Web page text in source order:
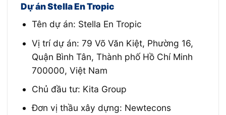
Dự án Stella En Tropic
Tên dự án: Stella En Tropic
Vị trí dự án: 79 Võ Văn Kiệt, Phường 16,
Quận Bình Tân, Thành phố Hồ Chí Minh
700000, Việt Nam
Chủ đầu tư: Kita Group
Đơn vị thầu xây dựng: Newtecons